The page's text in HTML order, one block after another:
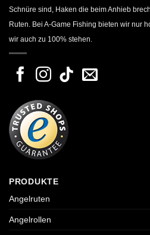
Schnüre sind, Haken die beim Anhieb
Ruten. Bei A-Game Fishing bieten wir nur
wir auch zu 100% stehen.
PRODUKTE
Angelruten
Angelrollen